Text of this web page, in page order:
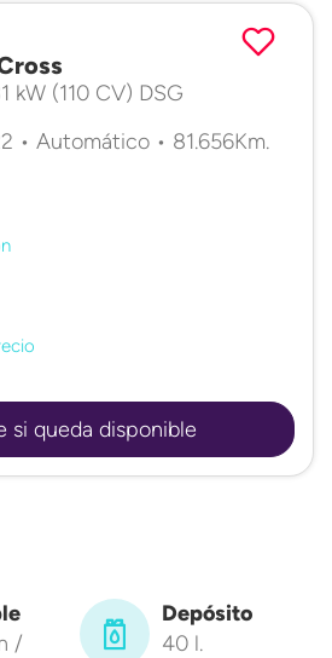
kW (110 CV) DSG
• Automático • 81.656Km.
si queda disponible
/
Depósito
40 l.